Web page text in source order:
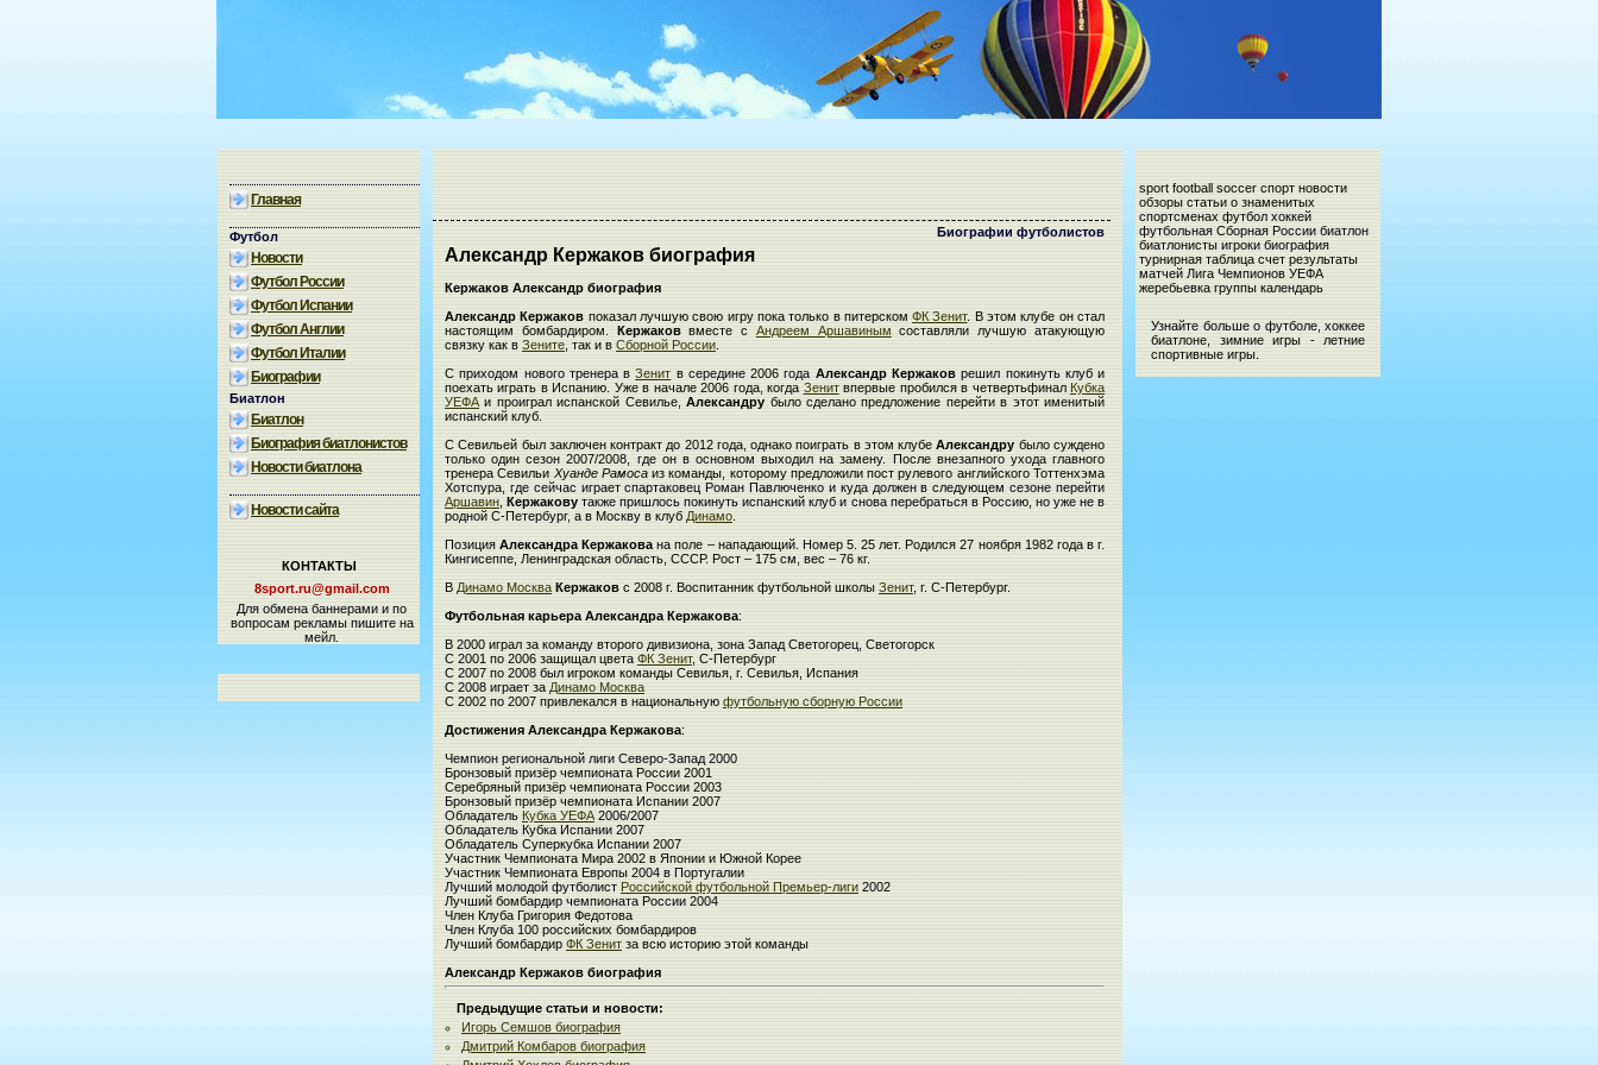
Главная
Футбол
Новости
Футбол России
Футбол Испании
Футбол Англии
Футбол Италии
Биографии
Биатлон
Биатлон
Биография биатлонистов
Новости биатлона
Новости сайта
КОНТАКТЫ
8sport.ru@gmail.com
Для обмена баннерами и по
вопросам рекламы пишите на
мейл.
Биографии футболистов
Александр Кержаков биография
Кержаков Александр биография
Александр Кержаков показал лучшую свою игру пока только в питерскомФК Зенит. В этом клубе он стал
настоящим бомбардиром. Кержаковвместе с Андреем Аршавиным составляли лучшую атакующую
связку как в Зените , так и в Сборной России
С приходом нового тренера вЗенит в середине 2006 года Александр Кержаковрешил покинуть клуб и
поехать играть в Испанию. Уже в начале 2006 года, когда Зенитвпервые пробился в четвертьфиналКубка
УЕФА и проиграл испанской Севилье,Александру было сделано предложение перейти в этот именитый
испанский клуб.
С Севильей был заключен контракт до 2012 года, однако поиграть в этом клубеАлександру было суждено
только один сезон 2007/2008, где он в основном выходил на замену. После внезапного ухода главного
тренера Севильи Хуанде Рамосаиз команды, которому предложили пост рулевого английского Тоттенхэма
Хотспура, где сейчас играет спартаковец Роман Павлюченко и куда должен в следующем сезоне перейти
Аршавин ,Кержакову также пришлось покинуть испанский клуб и снова перебраться в Россию, но уже не в
родной С-Петербург, а в Москву в клуб Динамо
ПозицияАлександра Кержакова на поле – нападающий. Номер 5. 25 лет. Родился 27 ноября 1982 года в г.
Кингисеппе, Ленинградская область, СССР. Рост – 175 см, вес – 76 кг.
В Динамо Москва Кержаков с 2008 г. Воспитанник футбольной школы Зенит, г. С-Петербург.
Футбольная карьера Александра Кержакова:
В 2000 играл за команду второго дивизиона, зона Запад Светогорец, Светогорск
С 2001 по 2006 защищал цвета ФК Зенит, С-Петербург
С 2007 по 2008 был игроком команды Севилья, г. Севилья, Испания
С 2008 играет за Динамо Москва
С 2002 по 2007 привлекался в национальную футбольную сборную России
Достижения Александра Кержакова:
Чемпион региональной лиги Северо-Запад 2000
Бронзовый призёр чемпионата России 2001
Серебряный призёр чемпионата России 2003
Бронзовый призёр чемпионата Испании 2007
Обладатель Кубка УЕФА 2006/2007
Обладатель Кубка Испании 2007
Обладатель Суперкубка Испании 2007
Участник Чемпионата Мира 2002 в Японии и Южной Корее
Участник Чемпионата Европы 2004 в Португалии
Лучший молодой футболист Российской футбольной Премьер-лиги 2002
Лучший бомбардир чемпионата России 2004
Член Клуба Григория Федотова
Член Клуба 100 российских бомбардиров
Лучший бомбардир ФК Зенит за всю историю этой команды
Александр Кержаков биография
Предыдущие статьи и новости:
Игорь Семшов биография
Дмитрий Комбаров биография
sport football soccer спорт новости
обзоры статьи о знаменитых
спортсменах футбол хоккей
футбольная Сборная России биатлон
биатлонисты игроки биография
турнирная таблица счет результаты
матчей Лига Чемпионов УЕФА
жеребьевка группы календарь
Узнайте больше о футболе, хоккее
биатлоне, зимние игры - летние
спортивные игры.